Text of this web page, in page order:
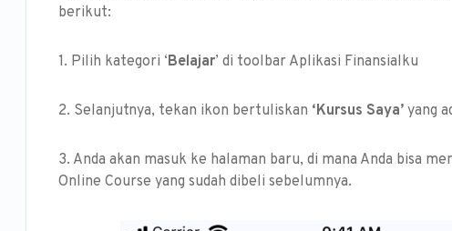
berikut:
1. Pilih kategori ‘Belajar’ di toolbar Aplikasi Finansialku
2. Selanjutnya, tekan ikon bertuliskan ‘Kursus Saya’ yang
3. Anda akan masuk ke halaman baru, di mana Anda bisa
Online Course yang sudah dibeli sebelumnya.